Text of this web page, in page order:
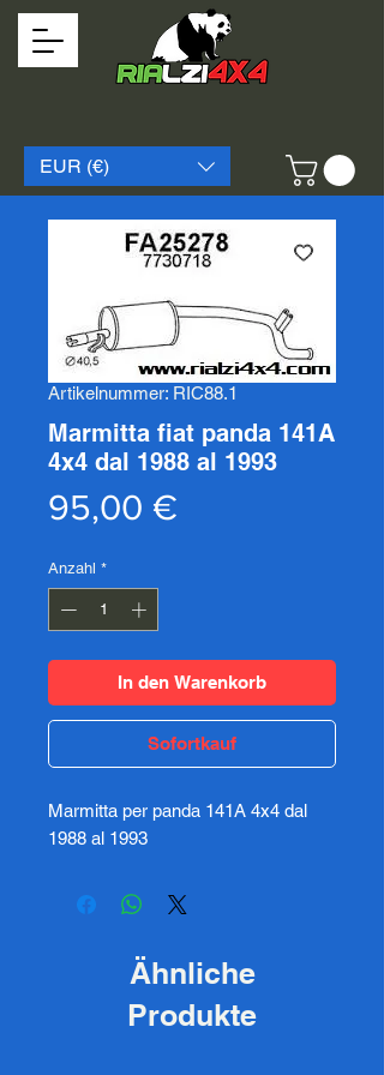
EUR (€)
Artikelnummer: RIC88.1
Marmitta fiat panda 141A
4x4 dal 1988 al 1993
95,00 €
Anzahl *
In den Warenkorb
Sofortkauf
Marmitta per panda 141A 4x4 dal
1988 al 1993
Ähnliche
Produkte